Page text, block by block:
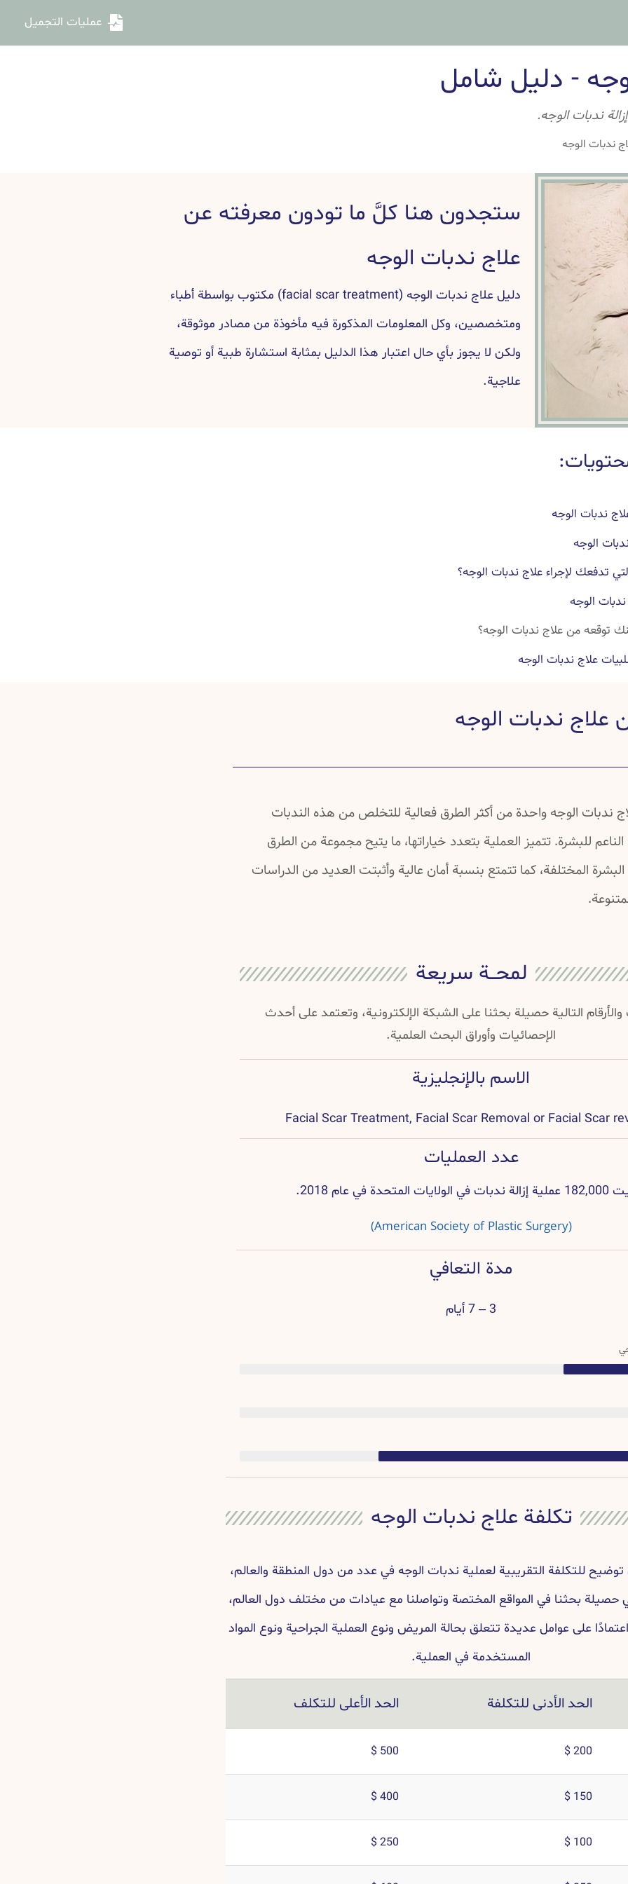
عمليات التجميل
- دليل شامل
ندبات الوجه.
ندبات الوجه
ستجدون هنا كلَّ ما تودون معرفته عن
علاج ندبات الوجه
دليل علاج ندبات الوجه (facial scar treatment) مكتوب بواسطة أطباء
ومتخصصين، وكل المعلومات المذكورة فيه مأخوذة من مصادر موثوقة،
ولكن لا يجوز بأي حال اعتبار هذا الدليل بمثابة استشارة طبية أو توصية
علاجية.
ندبات الوجه
الوجه
تدفعك لإجراء علاج ندبات الوجه؟
الوجه
توقعه من علاج ندبات الوجه؟
علاج ندبات الوجه
علاج ندبات الوجه وبعدها
عن علاج ندبات الوجه
علاج ندبات الوجه
ندبات الوجه واحدة من أكثر الطرق فعالية للتخلص من هذه الندبات
للبشرة. تتميز العملية بتعدد خياراتها، ما يتيح مجموعة من الطرق
البشرة المختلفة، كما تتمتع بنسبة أمان عالية وأثبتت العديد من الدراسات
لمحــة سريعة
والأرقام التالية حصيلة بحثنا على الشبكة الإلكترونية، وتعتمد على أحدث
الإحصائيات وأوراق البحث العلمية.
الاسم بالإنجليزية
Facial Scar Treatment, Facial Scar Removal or Facial Scar
عدد العمليات
المتحدة في عام 2018.
(American Society of Plastic Surgery)
مدة التعافي
3 – 7 أيام
تكلفة علاج ندبات الوجه
توضيح للتكلفة التقريبية لعملية ندبات الوجه في عدد من دول المنطقة والعالم،
حصيلة بحثنا في المواقع المختصة وتواصلنا مع عيادات من مختلف دول العالم،
على عوامل عديدة تتعلق بحالة المريض ونوع العملية الجراحية ونوع المواد
المستخدمة في العملية.
الحد الأدنى للتكلفة الحد الأعلى للتكلف
200 $
500 $
150 $
400 $
100 $
250 $